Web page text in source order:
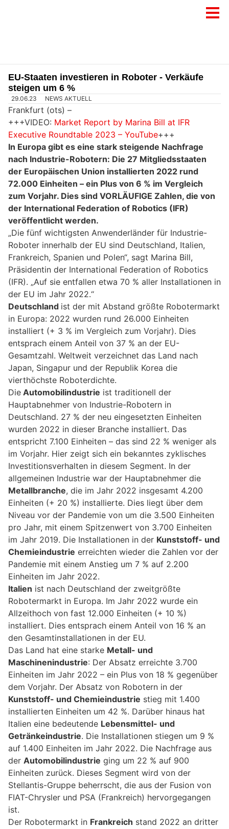
EU-Staaten investieren in Roboter - Verkäufe
steigen um 6 %
29.06.23 NEWS AKTUELL
Frankfurt (ots) –
+++VIDEO: Market Report by Marina Bill at IFR
Executive Roundtable 2023 – YouTube+++
In Europa gibt es eine stark steigende Nachfrage
nach Industrie-Robotern: Die 27 Mitgliedsstaaten
der Europäischen Union installierten 2022 rund
72.000 Einheiten – ein Plus von 6 % im Vergleich
zum Vorjahr. Dies sind VORLÄUFIGE Zahlen, die von
der International Federation of Robotics (IFR)
veröffentlicht werden.
„Die fünf wichtigsten Anwenderländer für Industrie-
Roboter innerhalb der EU sind Deutschland, Italien,
Frankreich, Spanien und Polen“, sagt Marina Bill,
Präsidentin der International Federation of Robotics
(IFR). „Auf sie entfallen etwa 70 % aller Installationen in
der EU im Jahr 2022.“
Deutschland ist der mit Abstand größte Robotermarkt
in Europa: 2022 wurden rund 26.000 Einheiten
installiert (+ 3 % im Vergleich zum Vorjahr). Dies
entsprach einem Anteil von 37 % an der EU-
Gesamtzahl. Weltweit verzeichnet das Land nach
Japan, Singapur und der Republik Korea die
vierthöchste Roboterdichte.
Die Automobilindustrie ist traditionell der
Hauptabnehmer von Industrie-Robotern in
Deutschland. 27 % der neu eingesetzten Einheiten
wurden 2022 in dieser Branche installiert. Das
entspricht 7.100 Einheiten – das sind 22 % weniger als
im Vorjahr. Hier zeigt sich ein bekanntes zyklisches
Investitionsverhalten in diesem Segment. In der
allgemeinen Industrie war der Hauptabnehmer die
Metallbranche, die im Jahr 2022 insgesamt 4.200
Einheiten (+ 20 %) installierte. Dies liegt über dem
Niveau vor der Pandemie von um die 3.500 Einheiten
pro Jahr, mit einem Spitzenwert von 3.700 Einheiten
im Jahr 2019. Die Installationen in der Kunststoff- und
Chemieindustrie erreichten wieder die Zahlen vor der
Pandemie mit einem Anstieg um 7 % auf 2.200
Einheiten im Jahr 2022.
Italien ist nach Deutschland der zweitgrößte
Robotermarkt in Europa. Im Jahr 2022 wurde ein
Allzeithoch von fast 12.000 Einheiten (+ 10 %)
installiert. Dies entsprach einem Anteil von 16 % an
den Gesamtinstallationen in der EU.
Das Land hat eine starke Metall- und
Maschinenindustrie: Der Absatz erreichte 3.700
Einheiten im Jahr 2022 – ein Plus von 18 % gegenüber
dem Vorjahr. Der Absatz von Robotern in der
Kunststoff- und Chemieindustrie stieg mit 1.400
installierten Einheiten um 42 %. Darüber hinaus hat
Italien eine bedeutende Lebensmittel- und
Getränkeindustrie. Die Installationen stiegen um 9 %
auf 1.400 Einheiten im Jahr 2022. Die Nachfrage aus
der Automobilindustrie ging um 22 % auf 900
Einheiten zurück. Dieses Segment wird von der
Stellantis-Gruppe beherrscht, die aus der Fusion von
FIAT-Chrysler und PSA (Frankreich) hervorgegangen
ist.
Der Robotermarkt in Frankreich stand 2022 an dritter